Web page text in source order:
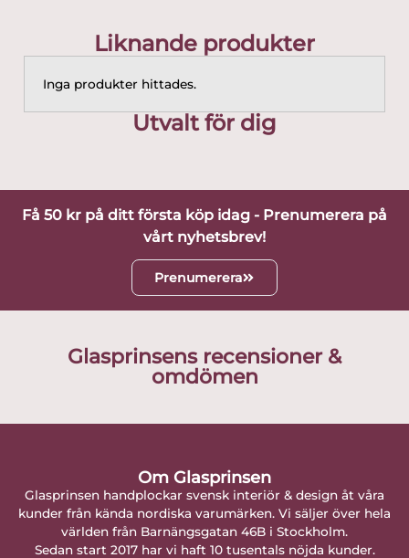
Liknande produkter
Inga produkter hittades.
Utvalt för dig
Få 50 kr på ditt första köp idag - Prenumerera på
vårt nyhetsbrev!
Prenumerera
Glasprinsens recensioner &
omdömen
Om Glasprinsen
Glasprinsen handplockar svensk interiör & design åt våra
kunder från kända nordiska varumärken. Vi säljer över hela
världen från Barnängsgatan 46B i Stockholm.
Sedan start 2017 har vi haft 10 tusentals nöjda kunder.